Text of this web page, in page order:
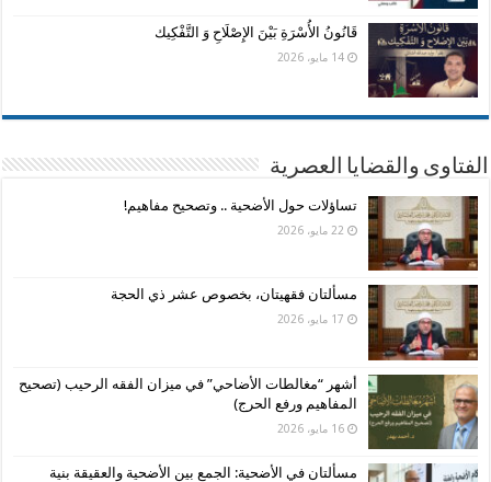
قَانُونُ الأُسْرَةِ بَيْنَ الإِصْلَاحِ وَ التَّفْكِيك
14 مايو، 2026
الفتاوى والقضايا العصرية
تساؤلات حول الأضحية .. وتصحيح مفاهيم!
22 مايو، 2026
مسألتان فقهيتان، بخصوص عشر ذي الحجة
17 مايو، 2026
أشهر “مغالطات الأضاحي” في ميزان الفقه الرحيب (تصحيح
المفاهيم ورفع الحرج)
16 مايو، 2026
مسألتان في الأضحية: الجمع بين الأضحية والعقيقة بنية